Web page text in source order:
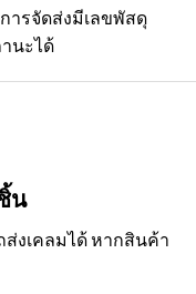
ารจัดส่งมีเลขพัสดุ
นะได้
น
งเคลมได้ หากสินค้า